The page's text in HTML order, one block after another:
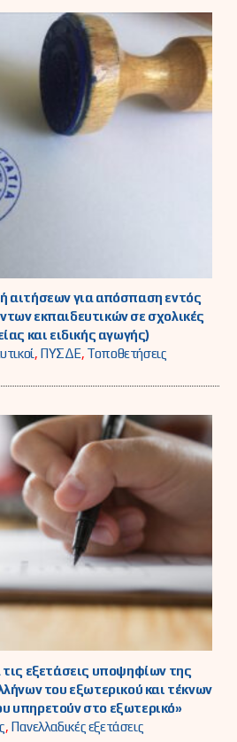
αιτήσεων για απόσπαση εντός
εκπαιδευτικών σε σχολικές
και ειδικής αγωγής)
, ΠΥΣΔΕ, Τοποθετήσεις
τις εξετάσεις υποψηφίων της
του εξωτερικού και τέκνων
υπηρετούν στο εξωτερικό»
, Πανελλαδικές εξετάσεις